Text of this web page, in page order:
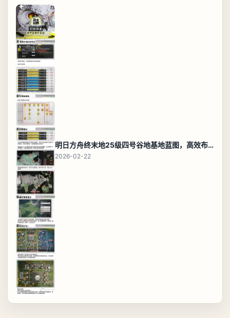
明日方舟终末地25级四号谷地基地蓝图，高效布局规划
2026-02-22